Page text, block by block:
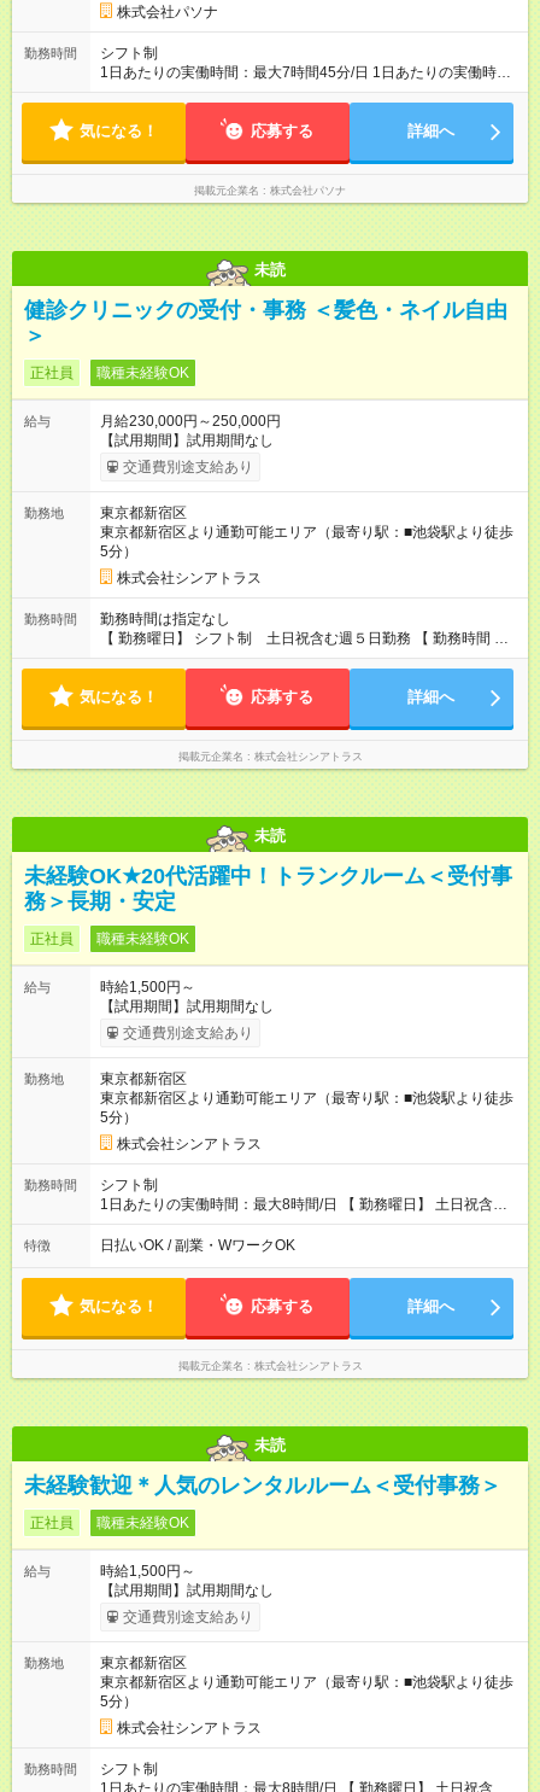
器の立下げ 17：50 夕礼 18：15 退勤 【試用期間】試用期間な
し
株式会社パソナ
勤務時間
シフト制
1日あたりの実働時間：最大7時間45分/日 1日あたりの実働時
間：7時間45分 ※シフト時間 09：30～18：15（休憩1時間）
気になる！ 応募する 詳細へ
掲載元企業名 株式会社パソナ
未読
健診クリニックの受付・事務 ＜髪色・ネイル自由
＞
正社員 職種未経験OK
給与
月給230,000円～250,000円
【試用期間】試用期間なし
交通費別途支給あり
勤務地
東京都新宿区
東京都新宿区より通勤可能エリア（最寄り駅：■池袋駅より徒歩
5分）
株式会社シンアトラス
勤務時間
勤務時間は指定なし
【 勤務曜日】 シフト制 土日祝含む週５日勤務 【 勤務時間 】
・ 9：00～20：00（実働8h／休憩１h） ※残業ほとんどありま
気になる！ 応募する 詳細へ
掲載元企業名 株式会社シンアトラス
未読
未経験OK★20代活躍中！トランクルーム＜受付事
務＞長期・安定
正社員 職種未経験OK
給与
時給1,500円～
【試用期間】試用期間なし
交通費別途支給あり
勤務地
東京都新宿区
東京都新宿区より通勤可能エリア（最寄り駅：■池袋駅より徒歩
5分）
株式会社シンアトラス
勤務時間
シフト制
1日あたりの実働時間：最大8時間/日 【 勤務曜日】 土日祝含む
シフト制 【 勤務時間 】 ・ 9：30～20：00 の間でシフト制（休
憩１h） ※残業はほとんどありません
特徴 日払いOK / 副業・WワークOK
気になる！ 応募する 詳細へ
掲載元企業名 株式会社シンアトラス
未読
未経験歓迎＊人気のレンタルルーム＜受付事務＞
正社員 職種未経験OK
給与
時給1,500円～
【試用期間】試用期間なし
交通費別途支給あり
勤務地
東京都新宿区
東京都新宿区より通勤可能エリア（最寄り駅：■池袋駅より徒歩
5分）
株式会社シンアトラス
勤務時間
シフト制
1日あたりの実働時間：最大8時間/日 【 勤務曜日】 土日祝含む